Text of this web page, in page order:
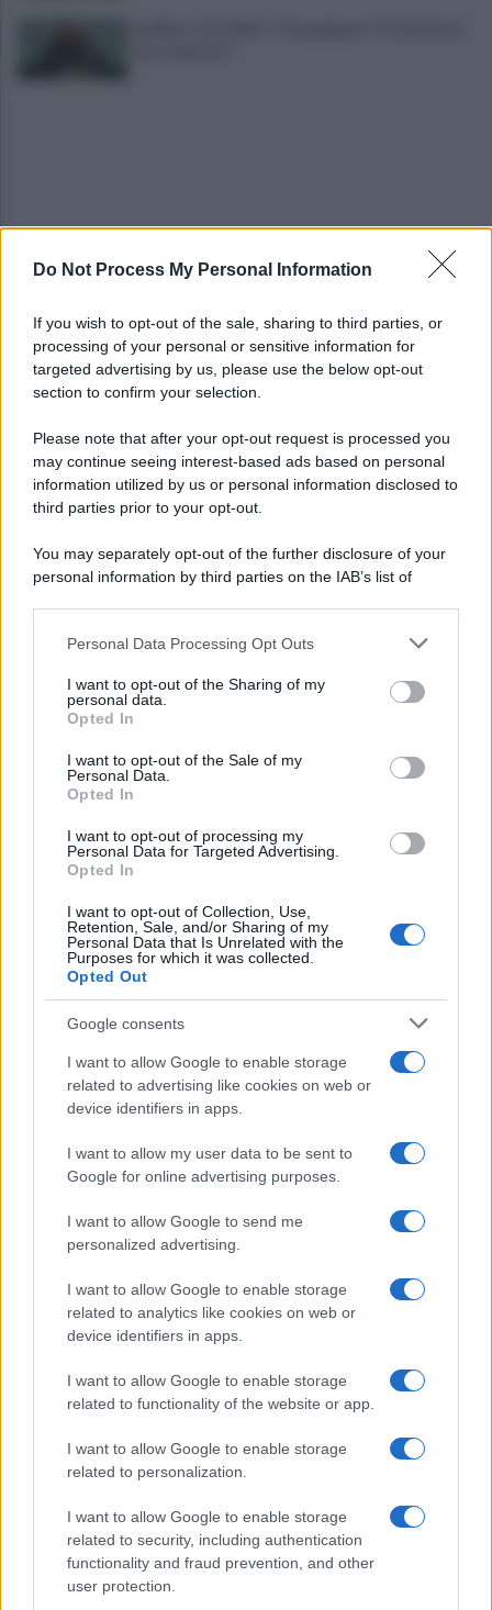
Do Not Process My Personal Information
If you wish to opt-out of the sale, sharing to third parties, or
processing of your personal or sensitive information for
targeted advertising by us, please use the below opt-out
section to confirm your selection.
Please note that after your opt-out request is processed you
may continue seeing interest-based ads based on personal
information utilized by us or personal information disclosed to
third parties prior to your opt-out.
You may separately opt-out of the further disclosure of your
personal information by third parties on the IAB’s list of
This information may also be disclosed by us to third parties
disclose it to other third parties.
Please note that this website/app uses one or more Google
services and may gather and store information including but
not limited to your visit or usage behaviour. You may click to
grant or deny consent to Google and its third-party tags to
consent section.
Personal Data Processing Opt Outs
I want to opt-out of the Sharing of my
personal data.
Opted In
I want to opt-out of the Sale of my
Personal Data.
Opted In
I want to opt-out of processing my
Personal Data for Targeted Advertising.
Opted In
I want to opt-out of Collection, Use,
Retention, Sale, and/or Sharing of my
Personal Data that Is Unrelated with the
Purposes for which it was collected.
Opted Out
Google consents
I want to allow Google to enable storage
related to advertising like cookies on web or
device identifiers in apps.
I want to allow my user data to be sent to
Google for online advertising purposes.
I want to allow Google to send me
personalized advertising.
I want to allow Google to enable storage
related to analytics like cookies on web or
device identifiers in apps.
I want to allow Google to enable storage
related to functionality of the website or app.
I want to allow Google to enable storage
related to personalization.
I want to allow Google to enable storage
related to security, including authentication
functionality and fraud prevention, and other
user protection.
Autocisterna si ribalta in A16: rallentamenti e
Tentata violenza sessuale in ascensore al Centro
Vivendi: il 34enne resta libero
CHI SIAMO CONTATTI PUBBLICITÀ LAVORA CON NOI
OTTO CHANNEL